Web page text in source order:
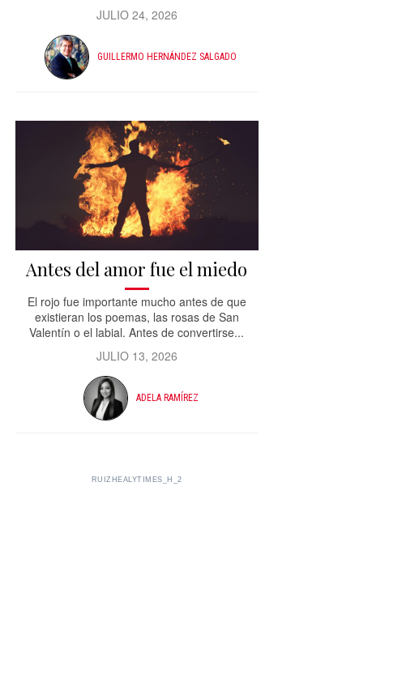
JULIO 24, 2026
GUILLERMO HERNÁNDEZ SALGADO
Antes del amor fue el miedo
El rojo fue importante mucho antes de que
existieran los poemas, las rosas de San
Valentín o el labial. Antes de convertirse...
JULIO 13, 2026
ADELA RAMÍREZ
RUIZHEALYTIMES_H_2